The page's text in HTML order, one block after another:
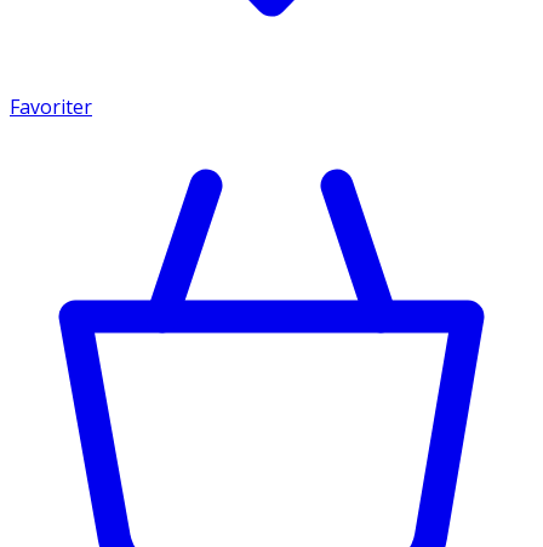
Favoriter